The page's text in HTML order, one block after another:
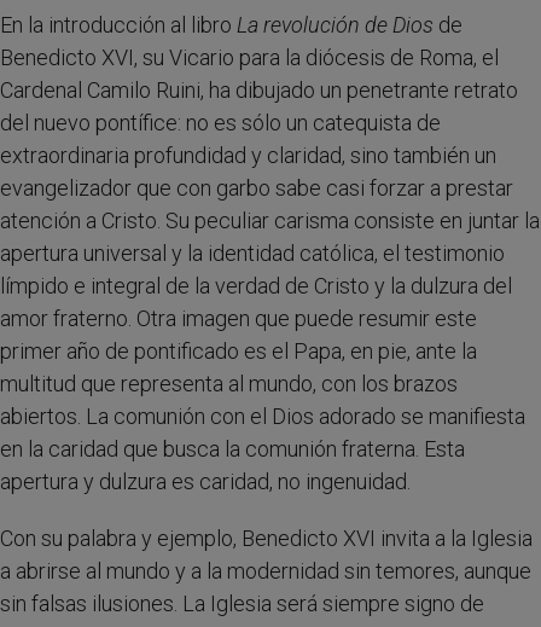
En la introducción al libro La revolución de Dios de
Benedicto XVI, su Vicario para la diócesis de Roma, el
Cardenal Camilo Ruini, ha dibujado un penetrante retrato
del nuevo pontífice: no es sólo un catequista de
extraordinaria profundidad y claridad, sino también un
evangelizador que con garbo sabe casi forzar a prestar
atención a Cristo. Su peculiar carisma consiste en juntar la
apertura universal y la identidad católica, el testimonio
límpido e integral de la verdad de Cristo y la dulzura del
amor fraterno. Otra imagen que puede resumir este
primer año de pontificado es el Papa, en pie, ante la
multitud que representa al mundo, con los brazos
abiertos. La comunión con el Dios adorado se manifiesta
en la caridad que busca la comunión fraterna. Esta
apertura y dulzura es caridad, no ingenuidad.
Con su palabra y ejemplo, Benedicto XVI invita a la Iglesia
a abrirse al mundo y a la modernidad sin temores, aunque
sin falsas ilusiones. La Iglesia será siempre signo de